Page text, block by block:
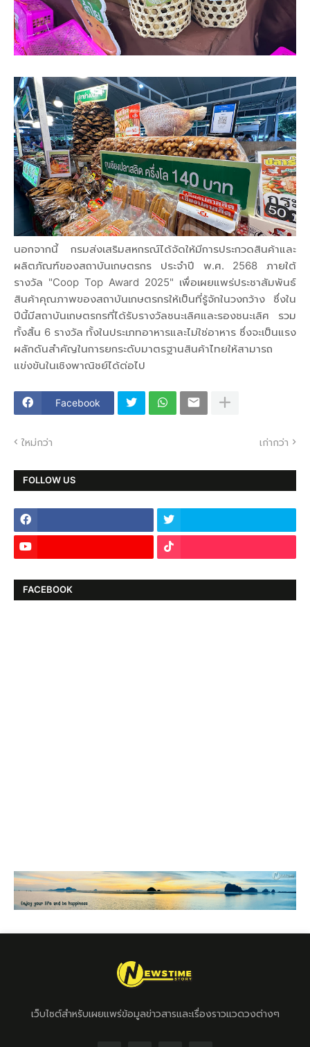
นอกจากนี้ กรมส่งเสริมสหกรณ์ได้จัดให้มีการประกวดสินค้าและ
ผลิตภัณฑ์ของสถาบันเกษตรกร ประจำปี พ.ศ. 2568 ภายใต้
รางวัล "Coop Top Award 2025" เพื่อเผยแพร่ประชาสัมพันธ์
สินค้าคุณภาพของสถาบันเกษตรกรให้เป็นที่รู้จักในวงกว้าง ซึ่งใน
ปีนี้มีสถาบันเกษตรกรที่ได้รับรางวัลชนะเลิศและรองชนะเลิศ รวม
ทั้งสิ้น 6 รางวัล ทั้งในประเภทอาหารและไม่ใช่อาหาร ซึ่งจะเป็นแรง
ผลักดันสำคัญในการยกระดับมาตรฐานสินค้าไทยให้สามารถ
แข่งขันในเชิงพาณิชย์ได้ต่อไป
Facebook
ใหม่กว่า เก่ากว่า
FOLLOW US
FACEBOOK
เว็บไซต์สำหรับเผยแพร่ข้อมูลข่าวสารและเรื่องราวแวดวงต่างๆ